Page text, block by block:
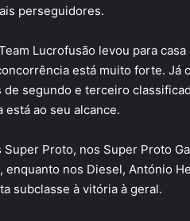
perseguidores.
Lucrofusão levou para
está muito forte. Já
de segundo e terceiro
está ao seu alcance.
Super Proto, nos Super Proto
enquanto nos Diesel, António
subclasse à vitória à geral.